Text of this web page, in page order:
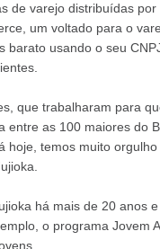
de varejo distribuídas
um voltado para o
usando o seu
que trabalharam para
as 100 maiores do
temos muito
há mais de 20 anos
o programa Jovem